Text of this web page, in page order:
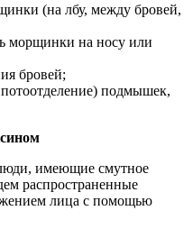
(на лбу, между бровей,
морщинки на носу или
бровей;
подмышек,
имеющие смутное
распространенные
лица с помощью